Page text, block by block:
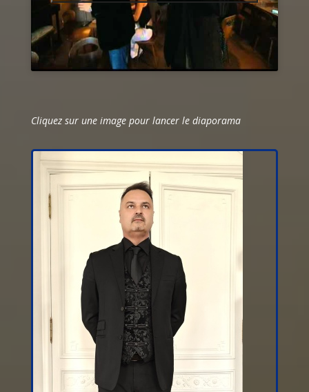
Cliquez sur une image pour lancer le diaporama